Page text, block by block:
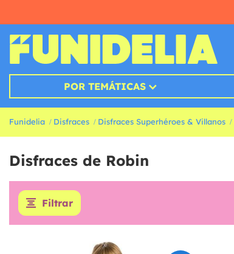
POR TEMÁTICAS
Funidelia Disfraces Disfraces Superhéroes & Villanos
Disfraces de Robin
Filtrar